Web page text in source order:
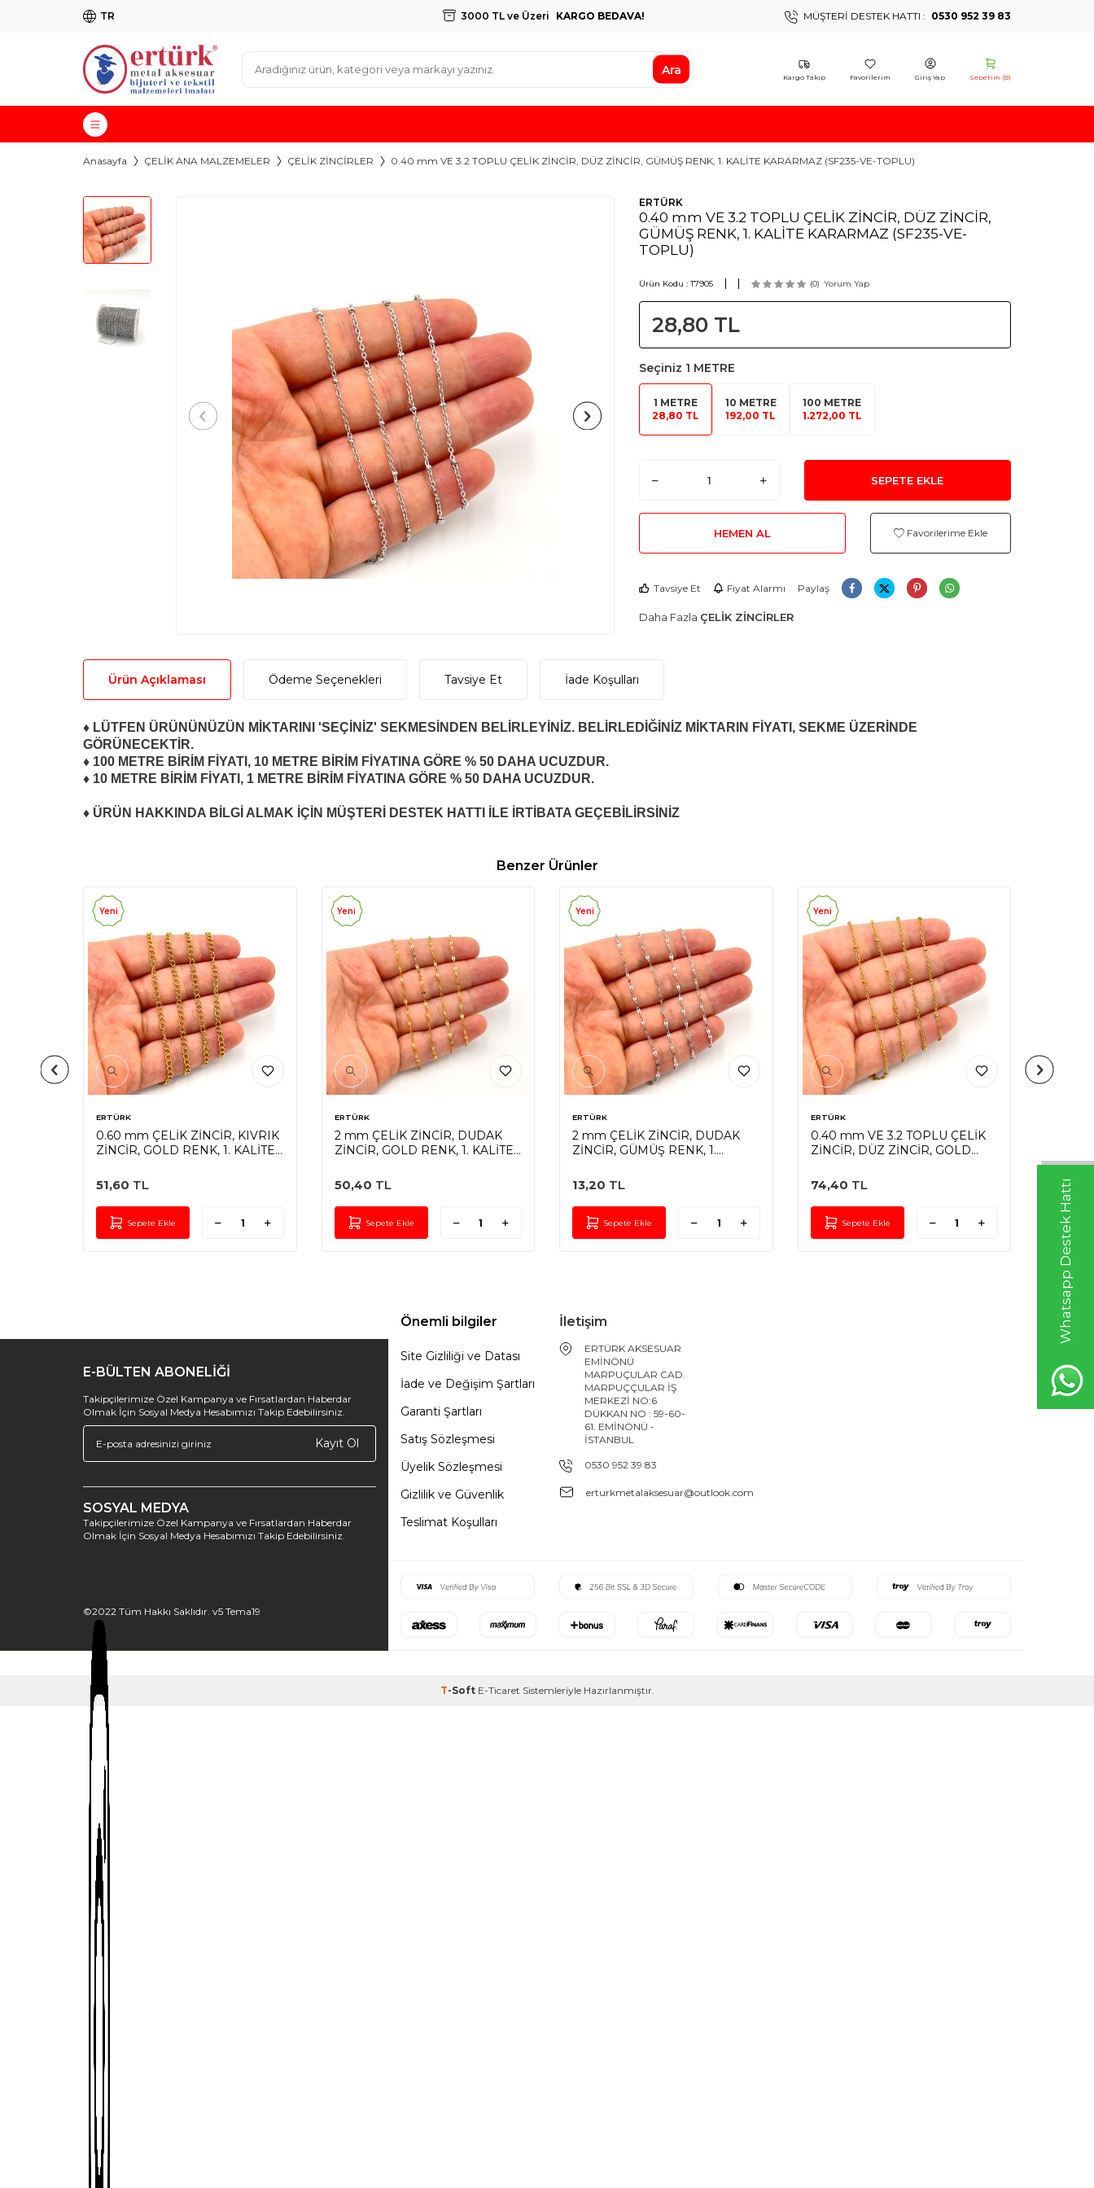
Whatsapp Destek Hattı
TR 3000 TL ve Üzeri KARGO BEDAVA! MÜŞTERI DESTEK HATTI : 0530 952 39 83
Ara
Kargo Takip Favorilerim Giriş Yap Sepetim (0)
Anasayfa ÇELİK ANA MALZEMELER ÇELİK ZİNCİRLER 0.40 mm VE 3.2 TOPLU ÇELİK ZİNCİR, DÜZ ZİNCİR, GÜMÜŞ RENK, 1. KALİTE KARARMAZ (SF235-VE-TOPLU)
ERTÜRK
0.40 mm VE 3.2 TOPLU ÇELİK ZİNCİR, DÜZ ZİNCİR,
GÜMÜŞ RENK, 1. KALİTE KARARMAZ (SF235-VE-
TOPLU)
Ürün Kodu :T7905 (0) Yorum Yap
28,80 TL
Seçiniz 1 METRE
1 METRE
28,80 TL
10 METRE
192,00 TL
100 METRE
1.272,00 TL
SEPETE EKLE
HEMEN AL Favorilerime Ekle
Tavsiye Et Fiyat Alarmı Paylaş
Daha Fazla ÇELİK ZİNCİRLER
Ürün Açıklaması Ödeme Seçenekleri Tavsiye Et İade Koşulları
♦ LÜTFEN ÜRÜNÜNÜZÜN MİKTARINI 'SEÇİNİZ' SEKMESİNDEN BELİRLEYİNİZ. BELİRLEDİĞİNİZ MİKTARIN FİYATI, SEKME ÜZERİNDE
GÖRÜNECEKTİR.
♦ 100 METRE BİRİM FİYATI, 10 METRE BİRİM FİYATINA GÖRE % 50 DAHA UCUZDUR.
♦ 10 METRE BİRİM FİYATI, 1 METRE BİRİM FİYATINA GÖRE % 50 DAHA UCUZDUR.
♦ ÜRÜN HAKKINDA BİLGİ ALMAK İÇİN MÜŞTERİ DESTEK HATTI İLE İRTİBATA GEÇEBİLİRSİNİZ
Benzer Ürünler
Yeni
ERTÜRK
0.60 mm ÇELİK ZİNCİR, KIVRIK
ZİNCİR, GOLD RENK, 1. KALİTE
51,60 TL
Sepete Ekle
Yeni
ERTÜRK
2 mm ÇELİK ZİNCİR, DUDAK
ZİNCİR, GOLD RENK, 1. KALİTE
50,40 TL
Sepete Ekle
Yeni
ERTÜRK
2 mm ÇELİK ZİNCİR, DUDAK
ZİNCİR, GÜMÜŞ RENK, 1.
13,20 TL
Sepete Ekle
Yeni
ERTÜRK
0.40 mm VE 3.2 TOPLU ÇELİK
ZİNCİR, DÜZ ZİNCİR, GOLD
(SF235-VE-TOPLU)
74,40 TL
Sepete Ekle
45,60
E-BÜLTEN ABONELİĞİ
Takipçilerimize Özel Kampanya ve Fırsatlardan Haberdar
Olmak İçin Sosyal Medya Hesabımızı Takip Edebilirsiniz.
Kayıt Ol
SOSYAL MEDYA
Takipçilerimize Özel Kampanya ve Fırsatlardan Haberdar
Olmak İçin Sosyal Medya Hesabımızı Takip Edebilirsiniz.
©2022 Tüm Hakkı Saklıdır. v5 Tema19
Önemli bilgiler
Site Gizliliği ve Datası
İade ve Değişim Şartları
Garanti Şartları
Satış Sözleşmesi
Üyelik Sözleşmesi
Gizlilik ve Güvenlik
Teslimat Koşulları
İletişim
ERTÜRK AKSESUAR
EMİNÖNÜ
MARPUÇULAR CAD.
MARPUÇÇULAR İŞ
MERKEZİ NO:6
DÜKKAN NO : 59-60-
61. EMİNÖNÜ -
İSTANBUL
0530 952 39 83
erturkmetalaksesuar@outlook.com
T-Soft E-Ticaret Sistemleriyle Hazırlanmıştır.